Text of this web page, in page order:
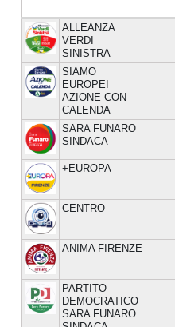
ALLEANZA
VERDI
SINISTRA
SIAMO
EUROPEI
AZIONE CON
CALENDA
SARA FUNARO
SINDACA
+EUROPA
CENTRO
ANIMA FIRENZE
PARTITO
DEMOCRATICO
SARA FUNARO